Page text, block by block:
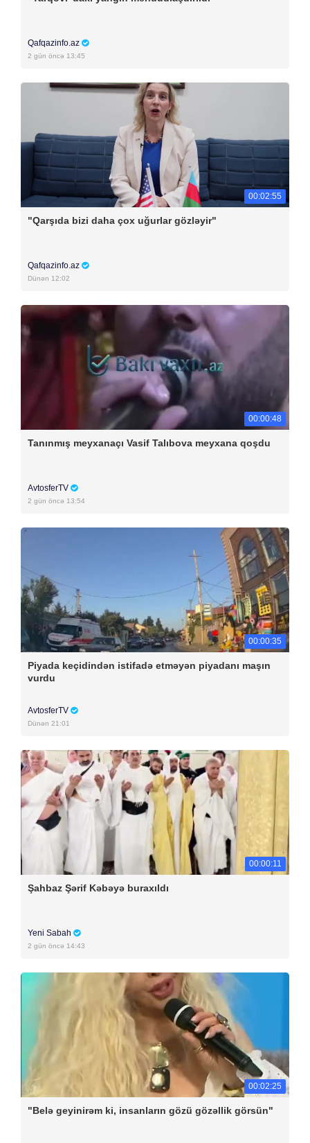
Qafqazinfo.az
2 gün öncə 13:45
00:02:55
"Qarşıda bizi daha çox uğurlar gözləyir"
Qafqazinfo.az
Dünən 12:02
00:00:48
Tanınmış meyxanaçı Vasif Talıbova meyxana qoşdu
AvtosferTV
2 gün öncə 13:54
00:00:35
Piyada keçidindən istifadə etməyən piyadanı maşın
vurdu
AvtosferTV
Dünən 21:01
00:00:11
Şahbaz Şərif Kəbəyə buraxıldı
Yeni Sabah
2 gün öncə 14:43
00:02:25
"Belə geyinirəm ki, insanların gözü gözəllik görsün"